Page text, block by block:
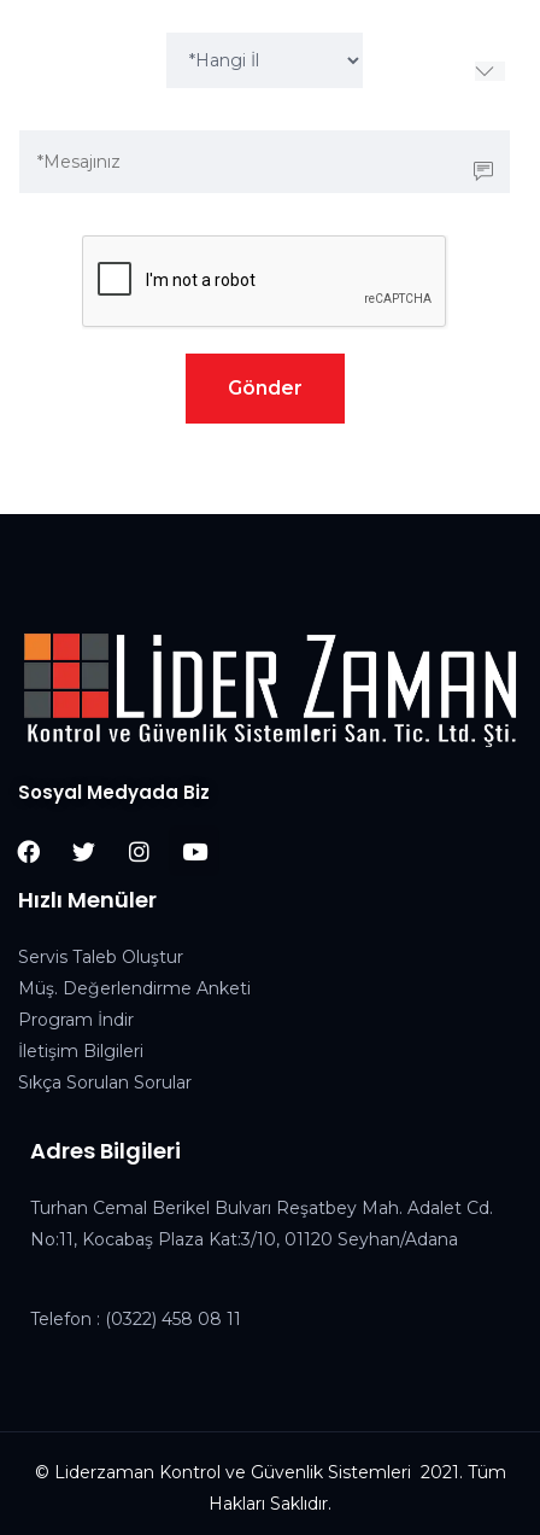
Sosyal Medyada Biz
Hızlı Menüler
Servis Taleb Oluştur
Müş. Değerlendirme Anketi
Program İndir
İletişim Bilgileri
Sıkça Sorulan Sorular
Adres Bilgileri
Turhan Cemal Berikel Bulvarı Reşatbey Mah. Adalet Cd.
No:11, Kocabaş Plaza Kat:3/10, 01120 Seyhan/Adana
Telefon : (0322) 458 08 11
© Liderzaman Kontrol ve Güvenlik Sistemleri 2021. Tüm
Hakları Saklıdır.